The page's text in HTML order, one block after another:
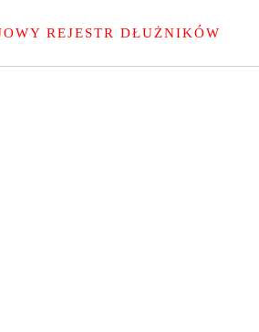
REJESTR DŁUŻNIKÓW